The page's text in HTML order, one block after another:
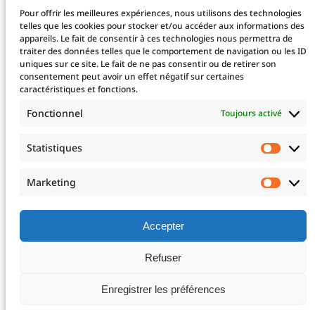
Pour offrir les meilleures expériences, nous utilisons des technologies
telles que les cookies pour stocker et/ou accéder aux informations des
appareils. Le fait de consentir à ces technologies nous permettra de
traiter des données telles que le comportement de navigation ou les ID
uniques sur ce site. Le fait de ne pas consentir ou de retirer son
consentement peut avoir un effet négatif sur certaines
caractéristiques et fonctions.
Fonctionnel Toujours activé
Statistiques
Marketing
Accepter
Refuser
Enregistrer les préférences
Diplôme CCEPS
Taxe d’apprentissage
La fondation
La Fondation
Les projets financés
Nos mécènes
Télé-expertise
Enseignements post-universitaires – EPU
Nous rejoindre